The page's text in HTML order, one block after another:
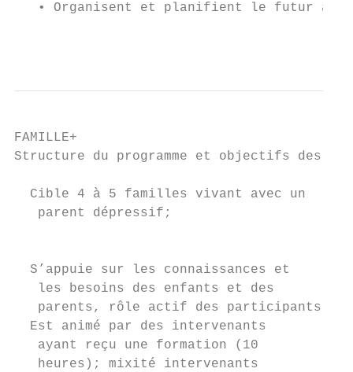
• Organisent et planifient le futur
FAMILLE+
Structure du programme et objectifs des
 Cible 4 à 5 familles vivant avec un
parent dépressif;
 S’appuie sur les connaissances et
les besoins des enfants et des
parents, rôle actif des participants
 Est animé par des intervenants
ayant reçu une formation (10
heures); mixité intervenants